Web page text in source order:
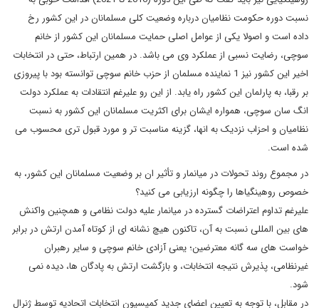
نسبت دوره حکومت نظامیان درباره وضعیت کلی مسلمانان در این کشور رخ
داده است و اصولا یکی از عوامل اصلی حمایت مسلمانان این کشور از خانم
سوچی، رضایت نسبی از عملکرد وی می باشد. در همین ارتباط، حتی در انتخابات
اخیر این کشور نیز 1 نماینده مسلمان از حزب خانم سوچی توانسته بود با پیروزی
بر رقبا، به پارلمان این کشور راه یابد. از این رو علیرغم انتقادات به عملکرد دولت
انگ سان سوچی، همواره ایشان برای اکثریت مسلمانان این کشور به نسبت
نظامیان و احزاب نزدیک به انها، گزینه مناسبت تر و مورد قبول تری محسوب می
شده است.
در مجموع روند تحولات در میانمار و تأثیر ان بر وضعیت مسلمانان این کشور، به
خصوص روهینگیاها را چگونه ارزیابی می کنید؟
علیرغم تداوم اعتراضات گسترده در میانمار علیه دولت نظامی و همچنین واکنش
های بین المللی نسبت به آن، تاکنون هیچ نشانه ای از کوتاه آمدن ارتش در برابر
خواست های سه گانه معترضین؛ یعنی آزادی خانم سوچی و سایر رهبران
غیرنظامی، پذیرش نتیجه انتخابات، و بازگشت ارتش به پادگان ها، دیده نمی
شود.
در مقابل، با توجه به تعیین اعضای جدید کمیسیون انتخابات اتحادیه توسط ژنرال